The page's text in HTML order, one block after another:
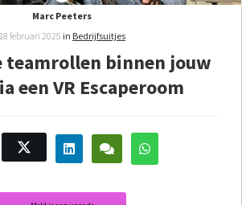
Marc Peeters
18 februari 2025 in Bedrijfsuitjes
teamrollen binnen jouw
een VR Escaperoom